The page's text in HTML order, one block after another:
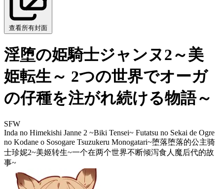
查看所有封面
淫堕の姫騎士ジャンヌ2～美
姫転生～ 2つの世界でオーガ
の仔種を注がれ続ける物語～
SFW
Inda no Himekishi Janne 2 ~Biki Tensei~ Futatsu no Sekai de Ogre
no Kodane o Sosogare Tsuzukeru Monogatari~堕落堕落的公主骑
士珍妮2~美姬转生~一个在两个世界不断倾泻食人魔后代的故
事~